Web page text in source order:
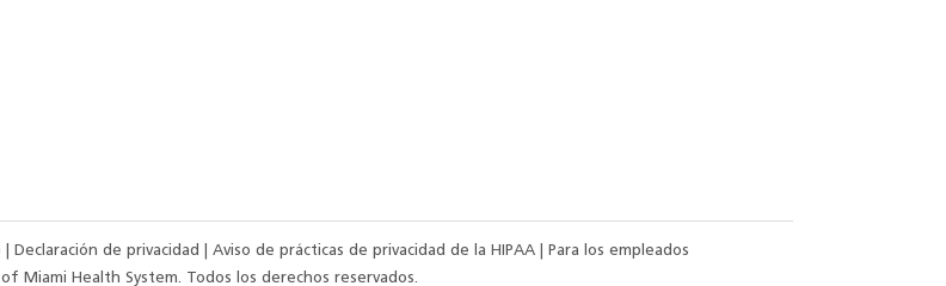
Declaración de privacidad Aviso de prácticas de privacidad de la HIPAA
Para los empleados
Miami Health System. Todos los derechos reservados.